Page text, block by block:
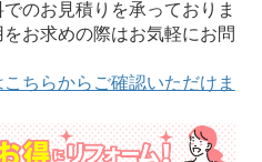
のお見積りを承っておりま
お求めの際はお気軽にお問
ちらからご確認いただけま